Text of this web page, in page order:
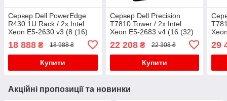
Сервер Dell PowerEdge
R430 1U Rack / 2x Intel
Xeon E5-2630 v3 (8 (16)
ядер по 2.4 - 3.2 GHz) / 64
GB DDR4 / NO HDD /
iDRAC8 with
18 888 ₴ 18 988 ₴
Купити
Сервер Dell Precision
T7810 Tower / 2x Intel
Xeon E5-2683 v4 (16 (32)
ядер по 2.1 - 3.0 GHz) / 32
GB DDR4 / 256 GB SSD
M.2 / 685W
22 208₴ 22 308 ₴
Купити
GB
M.2
29
Акційні пропозиції та новинки